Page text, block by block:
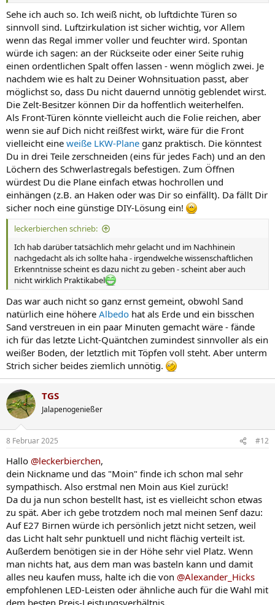
Sehe ich auch so. Ich weiß nicht, ob luftdichte Türen so
sinnvoll sind. Luftzirkulation ist sicher wichtig, vor Allem
wenn das Regal immer voller und feuchter wird. Spontan
würde ich sagen: an der Rückseite oder einer Seite ruhig
einen ordentlichen Spalt offen lassen - wenn möglich zwei. Je
nachdem wie es halt zu Deiner Wohnsituation passt, aber
möglichst so, dass Du nicht dauernd unnötig geblendet wirst.
Die Zelt-Besitzer können Dir da hoffentlich weiterhelfen.
Als Front-Türen könnte vielleicht auch die Folie reichen, aber
wenn sie auf Dich nicht reißfest wirkt, wäre für die Front
vielleicht eine weiße LKW-Plane ganz praktisch. Die könntest
Du in drei Teile zerschneiden (eins für jedes Fach) und an den
Löchern des Schwerlastregals befestigen. Zum Öffnen
würdest Du die Plane einfach etwas hochrollen und
einhängen (z.B. an Haken oder was Dir so einfällt). Da fällt Dir
sicher noch eine günstige DIY-Lösung ein!
leckerbierchen schrieb:
Ich hab darüber tatsächlich mehr gelacht und im Nachhinein
nachgedacht als ich sollte haha - irgendwelche wissenschaftlichen
Erkenntnisse scheint es dazu nicht zu geben - scheint aber auch
nicht wirklich Praktikabel
Das war auch nicht so ganz ernst gemeint, obwohl Sand
natürlich eine höhere Albedo hat als Erde und ein bisschen
Sand verstreuen in ein paar Minuten gemacht wäre - fände
ich für das letzte Licht-Quäntchen zumindest sinnvoller als ein
weißer Boden, der letztlich mit Töpfen voll steht. Aber unterm
Strich sicher beides ziemlich unnötig.
TGS
Jalapenogenießer
8 Februar 2025 #12
Hallo @leckerbierchen,
dein Nickname und das "Moin" finde ich schon mal sehr
sympathisch. Also erstmal nen Moin aus Kiel zurück!
Da du ja nun schon bestellt hast, ist es vielleicht schon etwas
zu spät. Aber ich gebe trotzdem noch mal meinen Senf dazu:
Auf E27 Birnen würde ich persönlich jetzt nicht setzen, weil
das Licht halt sehr punktuell und nicht flächig verteilt ist.
Außerdem benötigen sie in der Höhe sehr viel Platz. Wenn
man nichts hat, aus dem man was basteln kann und damit
alles neu kaufen muss, halte ich die von @Alexander_Hicks
empfohlenen LED-Leisten oder ähnliche auch für die Wahl mit